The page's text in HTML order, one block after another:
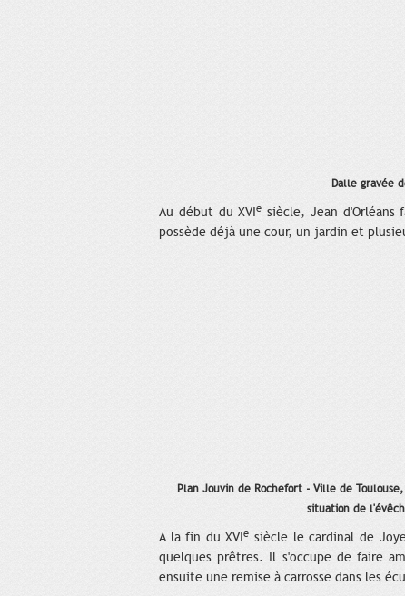
Dalle gravée
Au début du XVIe siècle, Jean
possède déjà une cour, un jardin et
Plan Jouvin de Rochefort - Ville de
situation de
A la fin du XVIe siècle le cardinal de
quelques prêtres. Il s'occupe de faire
ensuite une remise à carrosse dans les